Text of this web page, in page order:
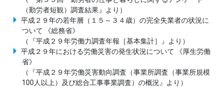
（勤労者短観）調査結果』より）
平成２９年の若年層（１５～３４歳）の完全失業者の状況に
ついて 《総務省》
（『平成２９年労働力調査年報［基本集計］』より）
平成２９年における労働災害の発生状況について 《厚生労働
省》
（『平成２９年労働災害動向調査（事業所調査（事業所規模
100人以上）及び総合工事事業調査）の概況』より）